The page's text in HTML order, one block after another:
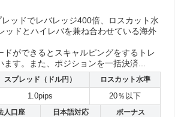
ッドでレバレッジ400倍、ロスカット水
ッドとハイレバを兼ね合わせている海外
ドができるとスキャルピングをするトレ
す。また、ポジションを一括決済...
スプレッド（ドル円） ロスカット水準
1.0pips 20％以下
人口座 日本語対応 ボーナス